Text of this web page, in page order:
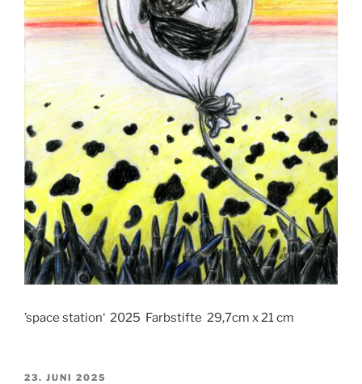
’space station‘ 2025 Farbstifte 29,7cm x 21 cm
VERÖFFENTLICHT
23. JUNI 2025